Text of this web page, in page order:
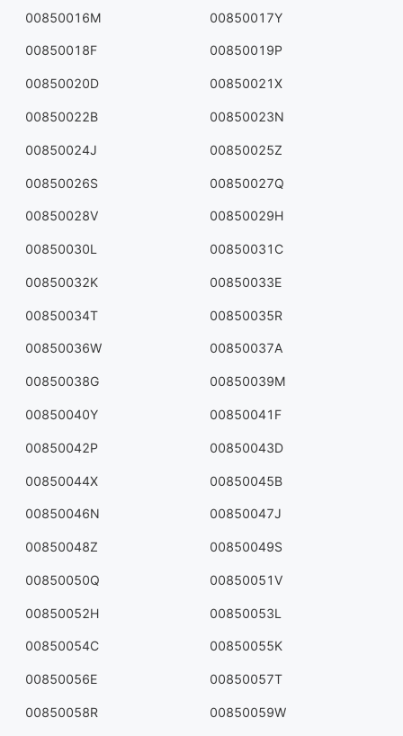
00850016M 00850017Y
00850018F 00850019P
00850020D 00850021X
00850022B 00850023N
00850024J 00850025Z
00850026S 00850027Q
00850028V 00850029H
00850030L 00850031C
00850032K 00850033E
00850034T 00850035R
00850036W 00850037A
00850038G 00850039M
00850040Y 00850041F
00850042P 00850043D
00850044X 00850045B
00850046N 00850047J
00850048Z 00850049S
00850050Q 00850051V
00850052H 00850053L
00850054C 00850055K
00850056E 00850057T
00850058R 00850059W